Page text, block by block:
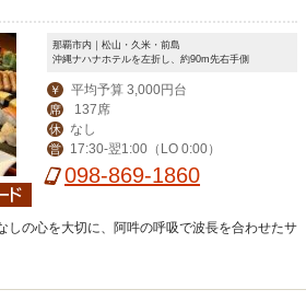
那覇市内｜松山・久米・前島
沖縄ナハナホテルを左折し、約90m先右手側
￥ 平均予算 3,000円台
席 137席
休 なし
営 17:30-翌1:00（LO 0:00）
098-869-1860
しの心を大切に、阿吽の呼吸で波長を合わせたサ